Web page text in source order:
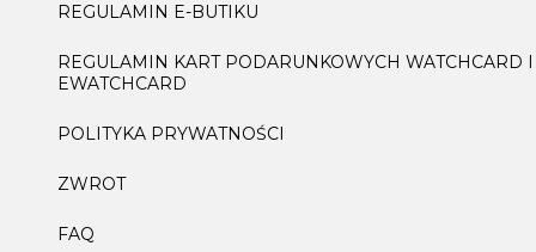
REGULAMIN E-BUTIKU
REGULAMIN KART PODARUNKOWYCH WATCHCARD I
EWATCHCARD
POLITYKA PRYWATNOŚCI
ZWROT
FAQ